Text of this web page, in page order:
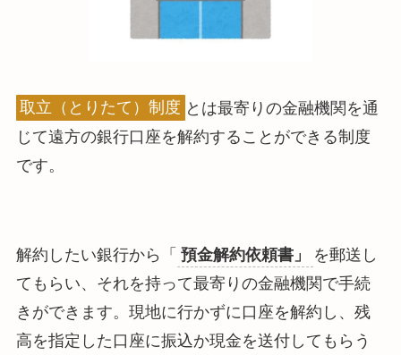
取立（とりたて）制度 とは最寄りの金融機関を通
じて遠方の銀行口座を解約することができる制度
です。
解約したい銀行から「 預金解約依頼書」
を郵送し
てもらい、それを持って最寄りの金融機関で手続
きができます。現地に行かずに口座を解約し、残
高を指定した口座に振込か現金を送付してもらう